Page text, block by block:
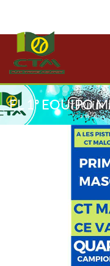
EL 1º EQUIPO
DE FINAL !!!